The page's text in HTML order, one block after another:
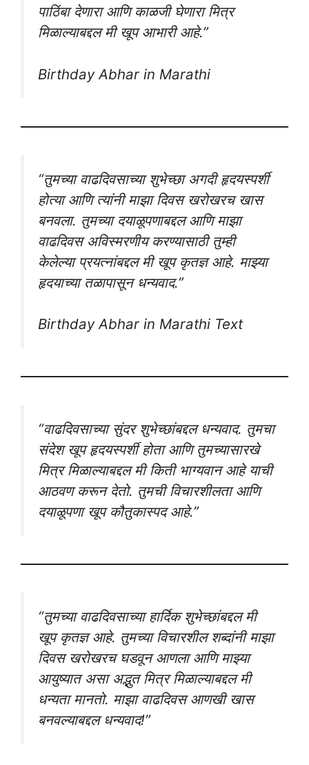
पाठिंबा देणारा आणि काळजी घेणारा मित्र
मिळाल्याबद्दल मी खूप आभारी आहे.”
Birthday Abhar in Marathi
“तुमच्या वाढदिवसाच्या शुभेच्छा अगदी हृदयस्पर्शी
होत्या आणि त्यांनी माझा दिवस खरोखरच खास
बनवला. तुमच्या दयाळूपणाबद्दल आणि माझा
वाढदिवस अविस्मरणीय करण्यासाठी तुम्ही
केलेल्या प्रयत्नांबद्दल मी खूप कृतज्ञ आहे. माझ्या
हृदयाच्या तळापासून धन्यवाद.”
Birthday Abhar in Marathi Text
“वाढदिवसाच्या सुंदर शुभेच्छांबद्दल धन्यवाद. तुमचा
संदेश खूप हृदयस्पर्शी होता आणि तुमच्यासारखे
मित्र मिळाल्याबद्दल मी किती भाग्यवान आहे याची
आठवण करून देतो. तुमची विचारशीलता आणि
दयाळूपणा खूप कौतुकास्पद आहे.”
“तुमच्या वाढदिवसाच्या हार्दिक शुभेच्छांबद्दल मी
खूप कृतज्ञ आहे. तुमच्या विचारशील शब्दांनी माझा
दिवस खरोखरच घडवून आणला आणि माझ्या
आयुष्यात असा अद्भुत मित्र मिळाल्याबद्दल मी
धन्यता मानतो. माझा वाढदिवस आणखी खास
बनवल्याबद्दल धन्यवाद!”